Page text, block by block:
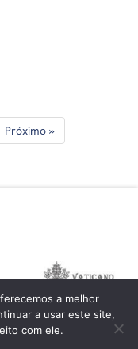
Próximo »
a melhor
a usar este site,
com ele.